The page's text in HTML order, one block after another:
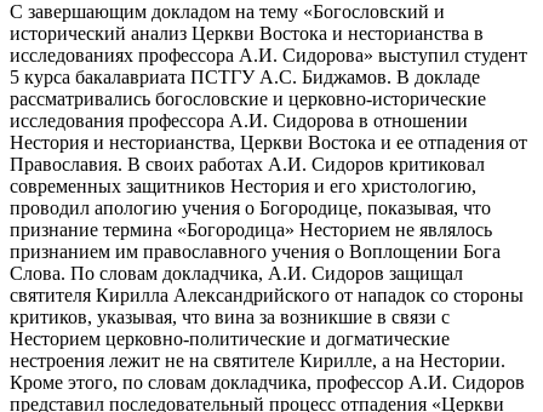
С завершающим докладом на тему «Богословский и
исторический анализ Церкви Востока и несторианства в
исследованиях профессора А.И. Сидорова» выступил студент
5 курса бакалавриата ПСТГУ А.С. Биджамов. В докладе
рассматривались богословские и церковно-исторические
исследования профессора А.И. Сидорова в отношении
Нестория и несторианства, Церкви Востока и ее отпадения от
Православия. В своих работах А.И. Сидоров критиковал
современных защитников Нестория и его христологию,
проводил апологию учения о Богородице, показывая, что
признание термина «Богородица» Несторием не являлось
признанием им православного учения о Воплощении Бога
Слова. По словам докладчика, А.И. Сидоров защищал
святителя Кирилла Александрийского от нападок со стороны
критиков, указывая, что вина за возникшие в связи с
Несторием церковно-политические и догматические
нестроения лежит не на святителе Кирилле, а на Нестории.
Кроме этого, по словам докладчика, профессор А.И. Сидоров
представил последовательный процесс отпадения «Церкви